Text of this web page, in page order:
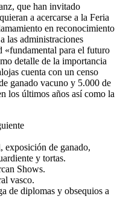
que han invitado
a acercarse a la Feria
en reconocimiento
las administraciones
«fundamental para el futuro
detalle de la importancia
cuenta con un censo
ganado vacuno y 5.000 de
los últimos años así como la
exposición de ganado,
y tortas.
Shows.
vasco.
de diplomas y obsequios a